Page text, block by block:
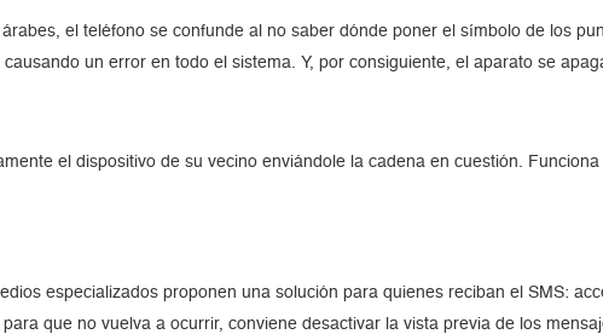
el teléfono se confunde al no saber dónde poner el símbolo de los
un error en todo el sistema. Y, por consiguiente, el aparato se
el dispositivo de su vecino enviándole la cadena en cuestión.
especializados proponen una solución para quienes reciban el SMS:
que no vuelva a ocurrir, conviene desactivar la vista previa de los